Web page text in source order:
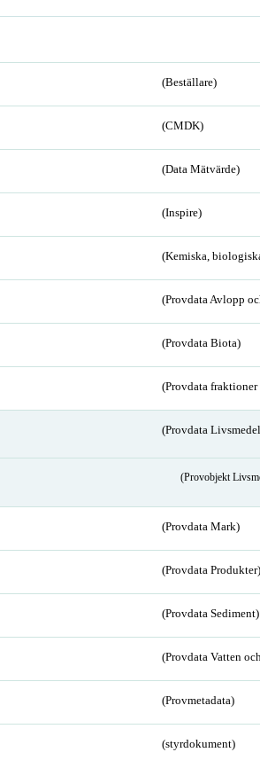
(Beställare)
(CMDK)
(Data Mätvärde)
(Inspire)
(Kemiska,
(Provdata Avlopp
(Provdata Biota)
(Provdata
(Provdata
(Provobjekt
(Provdata Mark)
(Provdata Produkter)
(Provdata Sediment)
(Provdata Vatten
(Provmetadata)
(styrdokument)